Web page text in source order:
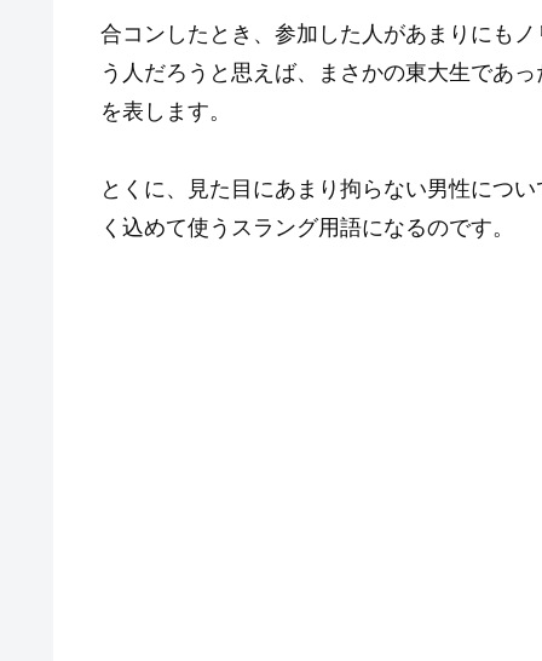
合コンしたとき、参加した人があまりにも
う人だろうと思えば、まさかの東大生であ
を表します。
とくに、見た目にあまり拘らない男性につい
く込めて使うスラング用語になるのです。